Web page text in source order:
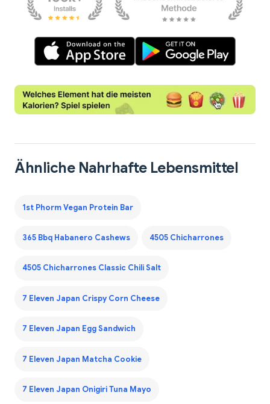
Ähnliche Nahrhafte Lebensmittel
1st Phorm Vegan Protein Bar
365 Bbq Habanero Cashews 4505 Chicharrones
4505 Chicharrones Classic Chili Salt
7 Eleven Japan Crispy Corn Cheese
7 Eleven Japan Egg Sandwich
7 Eleven Japan Matcha Cookie
7 Eleven Japan Onigiri Tuna Mayo